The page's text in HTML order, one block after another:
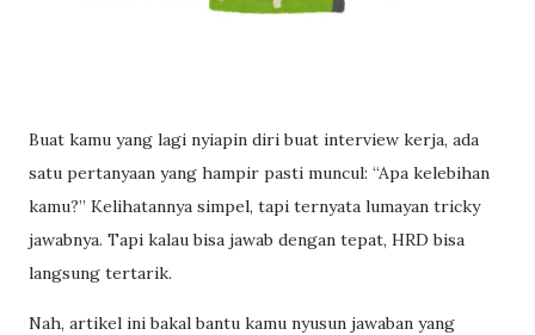
Buat kamu yang lagi nyiapin diri buat interview kerja, ada
satu pertanyaan yang hampir pasti muncul: “Apa kelebihan
kamu?” Kelihatannya simpel, tapi ternyata lumayan tricky
jawabnya. Tapi kalau bisa jawab dengan tepat, HRD bisa
langsung tertarik.
Nah, artikel ini bakal bantu kamu nyusun jawaban yang